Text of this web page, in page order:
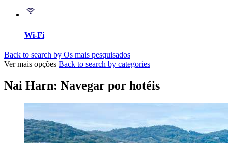
Wi-Fi
Back to search by Os mais pesquisados
Ver mais opções Back to search by categories
Nai Harn: Navegar por hotéis